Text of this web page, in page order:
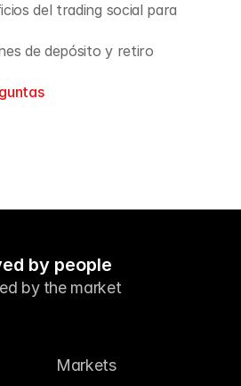
del trading social para
de depósito y retiro
by people
by the market
Markets